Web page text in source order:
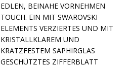
EDLEN, BEINAHE VORNEHMEN
TOUCH. EIN MIT SWAROVSKI
ELEMENTS VERZIERTES UND MIT
KRISTALLKLAREM UND
KRATZFESTEM SAPHIRGLAS
GESCHÜTZTES ZIFFERBLATT